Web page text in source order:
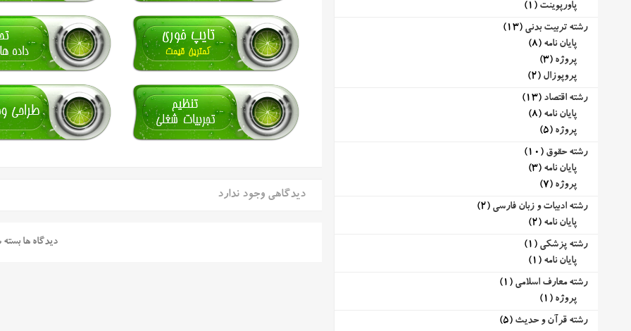
دیدگاهی وجود ندارد
دیدگاه ها
پاورپوینت (1)
رشته تربیت بدنی (13)
پایان نامه (8)
پروژه (3)
پروپوزال (2)
رشته اقتصاد (13)
پایان نامه (8)
پروژه (5)
رشته حقوق (10)
پایان نامه (3)
پروژه (7)
رشته ادبیات و زبان فارسی (2)
پایان نامه (2)
رشته پزشکی (1)
پایان نامه (1)
رشته معارف اسلامی (1)
پروژه (1)
رشته قرآن و حدیث (5)